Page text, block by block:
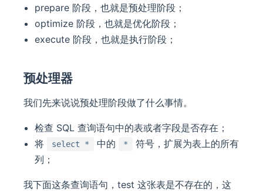
prepare 阶段，也就是预处理阶段；
optimize 阶段，也就是优化阶段；
execute 阶段，也就是执行阶段；
预处理器
我们先来说说预处理阶段做了什么事情。
检查 SQL 查询语句中的表或者字段是否存在；
将
select * 中的 *
符号，扩展为表上的所有
列；
我下面这条查询语句，test 这张表是不存在的，这